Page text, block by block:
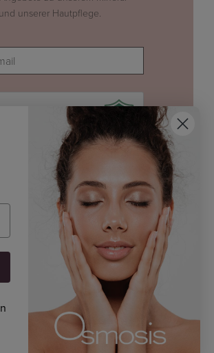
unserer Hautpflege.
bin kein Roboter